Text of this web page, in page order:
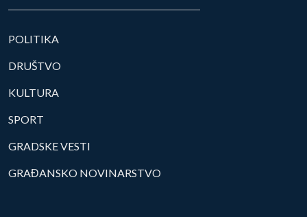
POLITIKA
DRUŠTVO
KULTURA
SPORT
GRADSKE VESTI
GRAĐANSKO NOVINARSTVO